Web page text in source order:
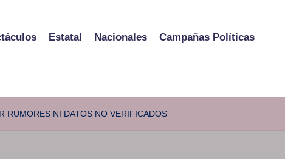
Estatal Nacionales Campañas Políticas
RUMORES NI DATOS NO VERIFICADOS